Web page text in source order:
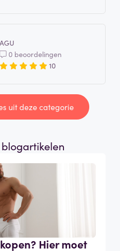
AGU
0 beoordelingen
10
uit deze categorie
Hier moet